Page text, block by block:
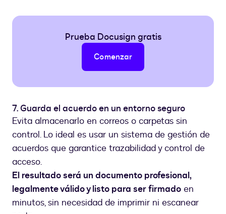
Prueba Docusign gratis
Comenzar
7. Guarda el acuerdo en un entorno seguro
Evita almacenarlo en correos o carpetas sin
control. Lo ideal es usar un sistema de gestión de
acuerdos que garantice trazabilidad y control de
acceso.
El resultado será un documento profesional,
legalmente válido y listo para ser firmado en
minutos, sin necesidad de imprimir ni escanear